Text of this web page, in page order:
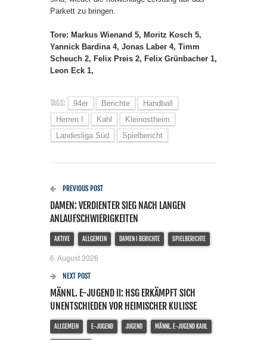
Parkett zu bringen.
Tore: Markus Wienand 5, Moritz Kosch 5,
Yannick Bardina 4, Jonas Laber 4, Timm
Scheuch 2, Felix Preis 2, Felix Grünbacher 1,
Leon Eck 1,
TAGS: 94er Berichte
Handball
Herren I
Kahl
Kleinostheim
Landesliga Süd
Spielbericht
PREVIOUS POST
DAMEN: VERDIENTER SIEG NACH LANGEN
ANLAUFSCHWIERIGKEITEN
AKTIVE ALLGEMEIN DAMEN I BERICHTE SPIELBERICHTE
6. August 2026
NEXT POST
MÄNNL. E-JUGEND II: HSG ERKÄMPFT SICH
UNENTSCHIEDEN VOR HEIMISCHER KULISSE
ALLGEMEIN E-JUGEND JUGEND MÄNNL. E-JUGEND KAHL